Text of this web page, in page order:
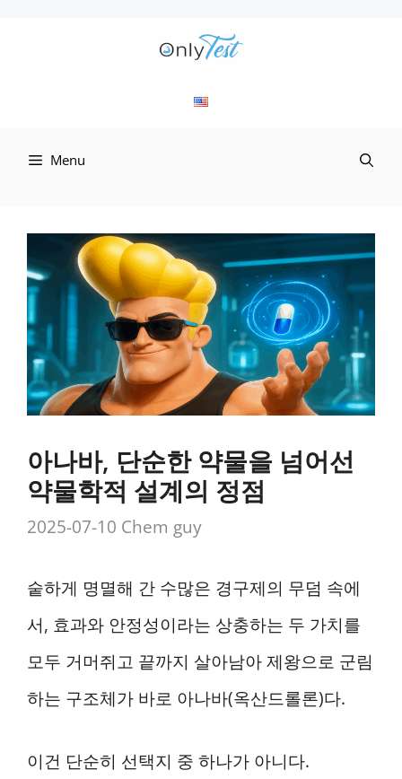
Menu
아나바, 단순한 약물을 넘어선
약물학적 설계의 정점
2025-07-10 Chem guy
숱하게 명멸해 간 수많은 경구제의 무덤 속에
서, 효과와 안정성이라는 상충하는 두 가치를
모두 거머쥐고 끝까지 살아남아 제왕으로 군림
하는 구조체가 바로 아나바(옥산드롤론)다.
이건 단순히 선택지 중 하나가 아니다.